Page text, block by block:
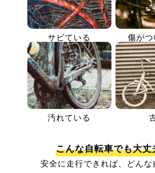
サビている 傷がつ
汚れている
こんな自転車でも大丈
安全に走行できれば、どんな